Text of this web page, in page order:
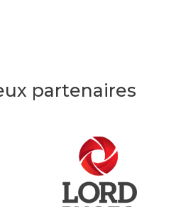
partenaires